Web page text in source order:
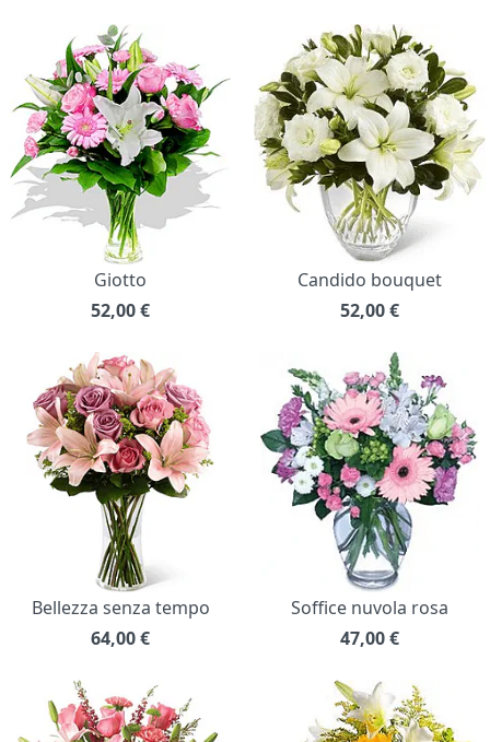
Giotto
52,00€
Candido bouquet
52,00€
Bellezza senza tempo
64,00€
Soffice nuvola rosa
47,00€